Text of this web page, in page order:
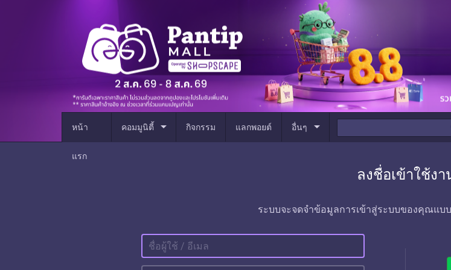
หน้า
แรก
คอมมูนิตี้ arrow_drop_down กิจกรรม แลกพอยต์ อื่นๆ arrow_drop_down
ลงชื่อเข้าใช้งา
ระบบจะจดจำข้อมูลการเข้าสู่ระบบของคุณแบ